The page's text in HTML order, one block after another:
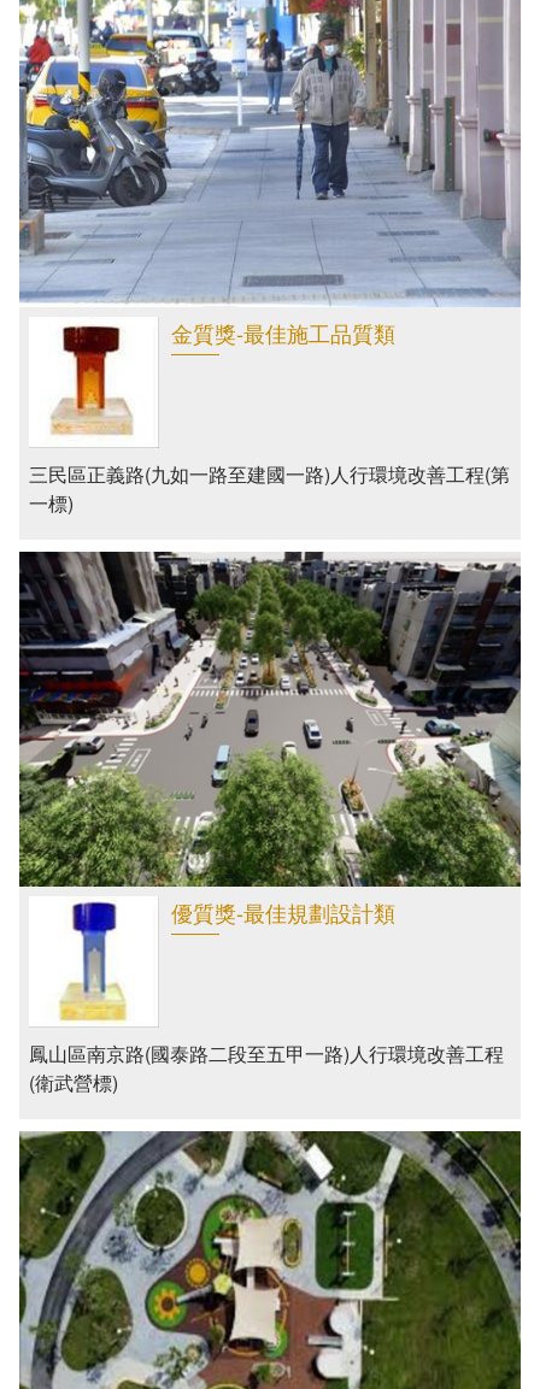
道路挖掘管理中心
新建工程處
公園處
道路養護工程處
違章建築處理大隊
金質獎-最佳施工品質類
三民區正義路(九如一路至建國一路)人行環境改善工程(第
一標)
優質獎-最佳規劃設計類
鳳山區南京路(國泰路二段至五甲一路)人行環境改善工程
(衛武營標)